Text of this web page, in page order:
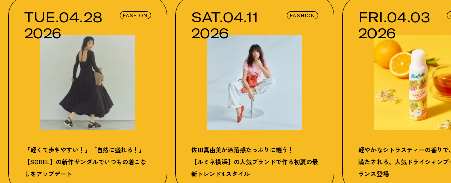
TUE.04.28
2026
「軽くて歩きやすい！」「自然に盛れる！」
【SOREL】の新作サンダルでいつもの着こな
しをアップデート
FASHION
SAT.04.11
2026
佐田真由美が洒落感たっぷりに纏う！
【ルミネ横浜】の人気ブランドで作る初夏の最
新トレンド4スタイル
FASHION
FRI.04.03
2026
軽やかなシトラスティーの香りで
満たされる。人気ドライシャン
ランス登場